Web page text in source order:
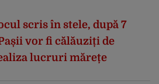
scris în stele, după 7
vor fi călăuziți de
lucruri mărețe